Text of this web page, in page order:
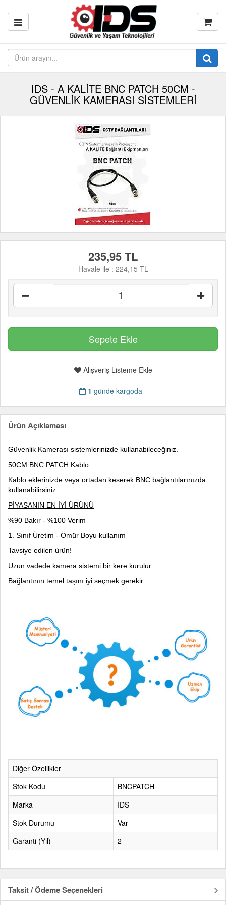
IDS - A KALİTE BNC PATCH 50CM -
GÜVENLİK KAMERASI SİSTEMLERİ
235,95 TL
Havale ile : 224,15 TL
Alışveriş Listeme Ekle
1 günde kargoda
Ürün Açıklaması
Güvenlik Kamerası sistemlerinizde kullanabileceğiniz.
50CM BNC PATCH Kablo
Kablo eklerinizde veya ortadan keserek BNC bağlantılarınızda
kullanabilirsiniz.
PİYASANIN EN İYİ ÜRÜNÜ
%90 Bakır - %100 Verim
1. Sınıf Üretim - Ömür Boyu kullanım
Tavsiye edilen ürün!
Uzun vadede kamera sistemi bir kere kurulur.
Bağlantının temel taşını iyi seçmek gerekir.
Diğer Özellikler
Stok Kodu
BNCPATCH
Marka
IDS
Stok Durumu
Var
Garanti (Yıl)
2
Taksit / Ödeme Seçenekleri